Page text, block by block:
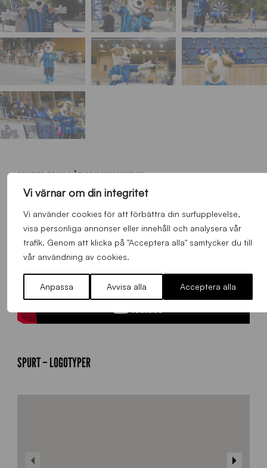
Vi värnar om din integritet
Vi använder cookies för att förbättra din surfupplevelse,
visa personliga annonser eller innehåll och analysera vår
trafik. Genom att klicka på "Acceptera alla" samtycker du till
vår användning av cookies.
Anpassa Avvisa alla Acceptera alla
SPURTS EGNA LÅT OCH MUSIKVIDEO
SPURT – LOGOTYPER